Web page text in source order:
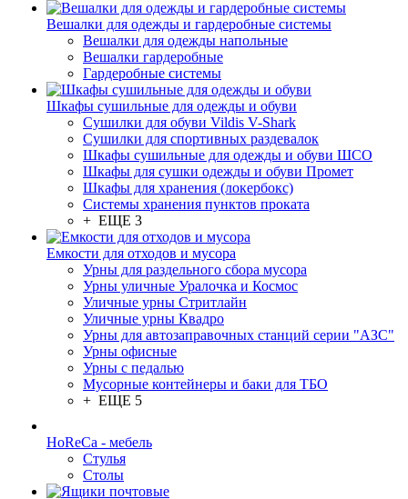
Вешалки для одежды и гардеробные системы
Вешалки для одежды напольные
Вешалки гардеробные
Гардеробные системы
Шкафы сушильные для одежды и обуви
Сушилки для обуви Vildis V-Shark
Сушилки для спортивных раздевалок
Шкафы сушильные для одежды и обуви ШСО
Шкафы для сушки одежды и обуви Промет
Шкафы для хранения (локербокс)
Системы хранения пунктов проката
+ ЕЩЕ 3
Емкости для отходов и мусора
Урны для раздельного сбора мусора
Урны уличные Уралочка и Космос
Уличные урны Стритлайн
Уличные урны Квадро
Урны для автозаправочных станций серии "АЗС"
Урны офисные
Урны с педалью
Мусорные контейнеры и баки для ТБО
+ ЕЩЕ 5
HoReCa - мебель
Стулья
Столы